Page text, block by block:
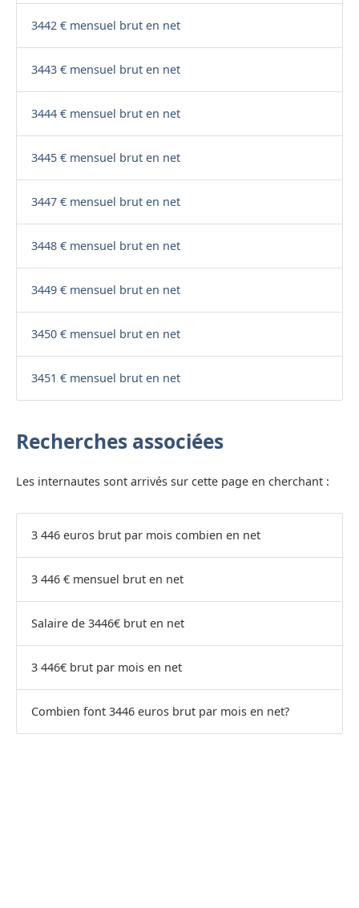
3442 € mensuel brut en net
3443 € mensuel brut en net
3444 € mensuel brut en net
3445 € mensuel brut en net
3447 € mensuel brut en net
3448 € mensuel brut en net
3449 € mensuel brut en net
3450 € mensuel brut en net
3451 € mensuel brut en net
Recherches associées
Les internautes sont arrivés sur cette page en cherchant :
3 446 euros brut par mois combien en net
3 446 € mensuel brut en net
Salaire de 3446€ brut en net
3 446€ brut par mois en net
Combien font 3446 euros brut par mois en net?